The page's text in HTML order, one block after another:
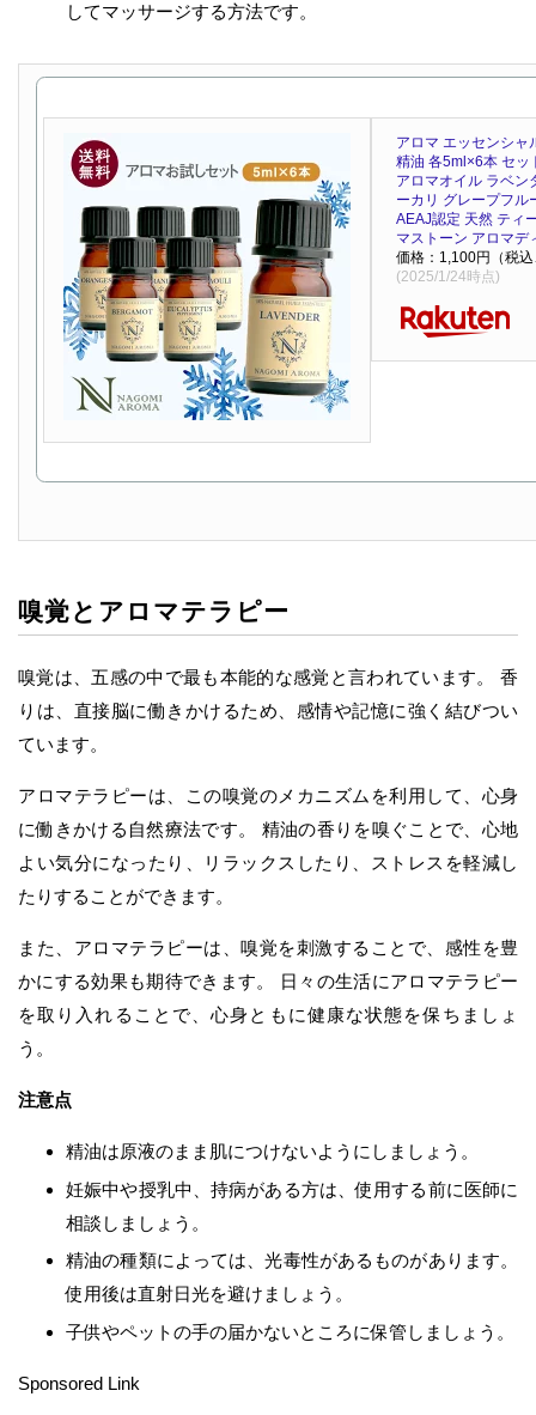
してマッサージする方法です。
アロマ エッセンシャ
精油 各5ml×6本 セッ
アロマオイル ラベン
ーカリ グレープフル
AEAJ認定 天然 ティ
マストーン アロマデ
価格：1,100円（税
(2025/1/24時点)
嗅覚とアロマテラピー
嗅覚は、五感の中で最も本能的な感覚と言われています。 香
りは、直接脳に働きかけるため、感情や記憶に強く結びつい
ています。
アロマテラピーは、この嗅覚のメカニズムを利用して、心身
に働きかける自然療法です。 精油の香りを嗅ぐことで、心地
よい気分になったり、リラックスしたり、ストレスを軽減し
たりすることができます。
また、アロマテラピーは、嗅覚を刺激することで、感性を豊
かにする効果も期待できます。 日々の生活にアロマテラピー
を取り入れることで、心身ともに健康な状態を保ちましょ
う。
注意点
精油は原液のまま肌につけないようにしましょう。
妊娠中や授乳中、持病がある方は、使用する前に医師に
相談しましょう。
精油の種類によっては、光毒性があるものがあります。
使用後は直射日光を避けましょう。
子供やペットの手の届かないところに保管しましょう。
Sponsored Link